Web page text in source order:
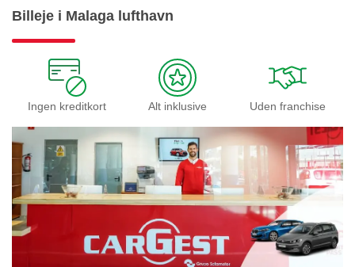
Billeje i Malaga lufthavn
Ingen kreditkort Alt inklusive Uden franchise